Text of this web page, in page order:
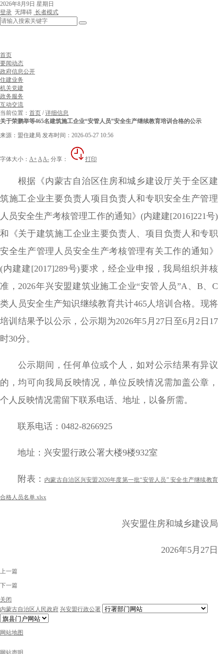
2026年8月9日 星期日
登录 无障碍 长者模式
首页
要闻动态
政府信息公开
住建业务
机关党建
政务服务
互动交流
当前位置： 首页 /详细信息
关于荣鹏举等465名建筑施工企业“安管人员”安全生产继续教育培训合格的公示
来源：盟住建局 发布时间：2026-05-27 10:56
字体大小： A+ AA- 分享： 打印
根据《内蒙古自治区住房和城乡建设厅关于全区建
筑施工企业主要负责人项目负责人和专职安全生产管理
人员安全生产考核管理工作的通知》(内建建[2016]221号)
和《关于建筑施工企业主要负责人、项目负责人和专职
安全生产管理人员安全生产考核管理有关工作的通知》
(内建建[2017]289号)要求，经企业申报，我局组织并核
准，2026年兴安盟建筑业施工企业“安管人员”A、B、C
类人员安全生产知识继续教育共计465人培训合格。现将
培训结果予以公示，公示期为2026年5月27日至6月2日17
时30分。
公示期间，任何单位或个人，如对公示结果有异议
的，均可向我局反映情况，单位反映情况需加盖公章，
个人反映情况需留下联系电话、地址，以备所需。
联系电话：0482-8266925
地址：兴安盟行政公署大楼9楼932室
附表： 内蒙古自治区兴安盟2026年度第一批“安管人员” 安全生产继续教育
合格人员名单.xlsx
兴安盟住房和城乡建设局
2026年5月27日
上一篇
下一篇
关闭
内蒙古自治区人民政府 兴安盟行政公署
网站地图
网站声明